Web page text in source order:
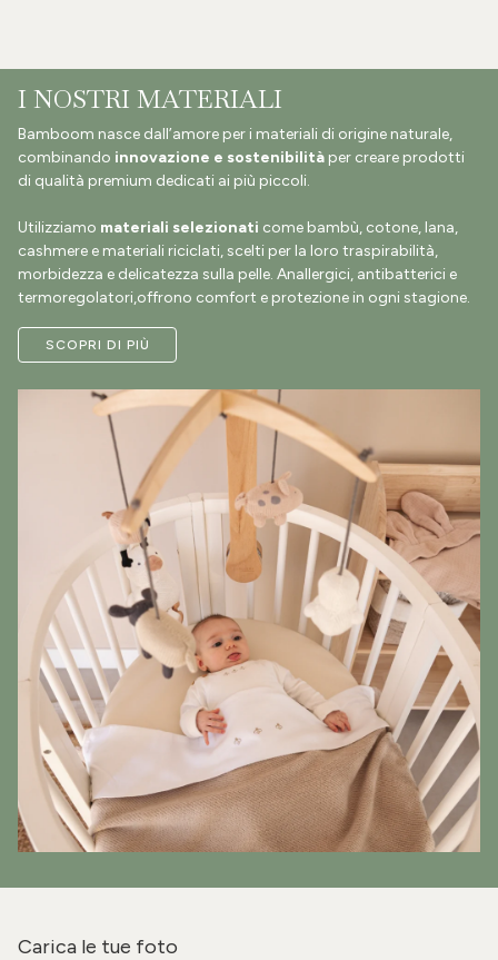
I NOSTRI MATERIALI
Bamboom nasce dall’amore per i materiali di origine naturale,
combinando innovazione e sostenibilità per creare prodotti
di qualità premium dedicati ai più piccoli.
Utilizziamo materiali selezionati come bambù, cotone, lana,
cashmere e materiali riciclati, scelti per la loro traspirabilità,
morbidezza e delicatezza sulla pelle. Anallergici, antibatterici e
termoregolatori,offrono comfort e protezione in ogni stagione.
SCOPRI DI PIÙ
Carica le tue foto